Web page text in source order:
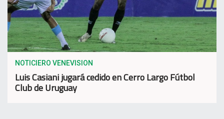
NOTICIERO VENEVISION
Luis Casiani jugará cedido en Cerro Largo Fútbol
Club de Uruguay